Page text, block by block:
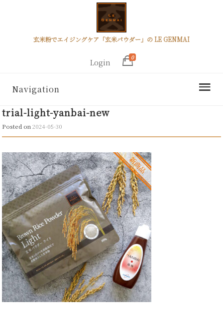
玄米粉でエイジングケア「玄米パウダー」の LE GENMAI
Login
0
Navigation
trial-light-yanbai-new
Posted on2024-05-30